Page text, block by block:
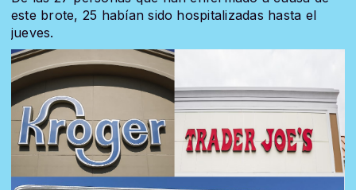
este brote, 25 habían sido hospitalizadas hasta el
jueves.